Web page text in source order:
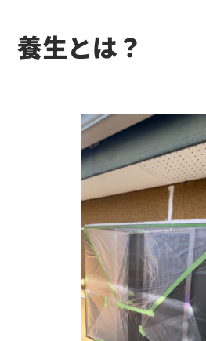
養生とは？